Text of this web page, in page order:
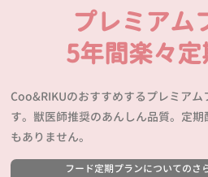
プレミアム
5年間楽々
Coo&RIKUのおすすめするプレミアム
す。獣医師推奨のあんしん品質。定
もありません。
フード定期プランについてのさ